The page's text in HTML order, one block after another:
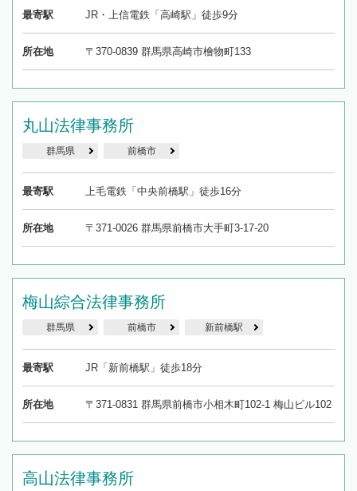
最寄駅 JR・上信電鉄「高崎駅」徒歩9分
所在地 〒370-0839 群馬県高崎市檜物町133
丸山法律事務所
群馬県 前橋市
最寄駅 上毛電鉄「中央前橋駅」徒歩16分
所在地 〒371-0026 群馬県前橋市大手町3-17-20
梅山綜合法律事務所
群馬県 前橋市 新前橋駅
最寄駅 JR「新前橋駅」徒歩18分
所在地 〒371-0831 群馬県前橋市小相木町102-1 梅山ビル102
高山法律事務所